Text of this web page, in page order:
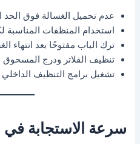
عدم تحميل الغسالة فوق
استخدام المنظفات المناسبة
ترك الباب مفتوحًا بعد انتهاء
تنظيف الفلاتر ودرج المسحوق
تشغيل برامج التنظيف
سرعة الاستجابة في